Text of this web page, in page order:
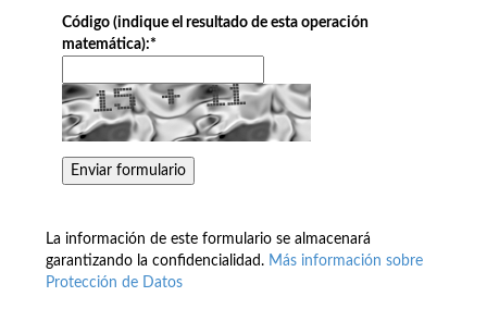
Código (indique el resultado de esta operación
matemática):*
La información de este formulario se almacenará
garantizando la confidencialidad. Más información sobre
Protección de Datos